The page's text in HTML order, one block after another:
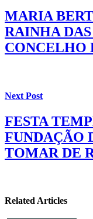
MARIA
RAINHA
CONCELHO
Next Post
FESTA
FUNDAÇÃO
TOMAR DE
Related Articles